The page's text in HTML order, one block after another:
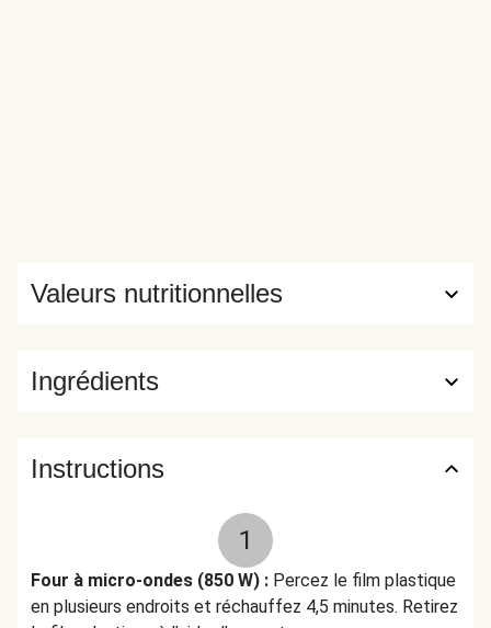
de consommer. Ne pas réchauffer une fois refroidi.
Ingrédients
Valeurs nutritionnelles
Instructions
1
Four à micro-ondes (850 W) : Percez le film plastique
en plusieurs endroits et réchauffez 4,5 minutes. Retirez